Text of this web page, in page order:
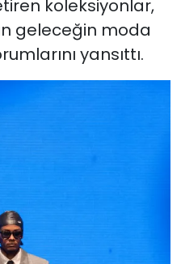
koleksiyonlar,
geleceğin moda
yansıttı.